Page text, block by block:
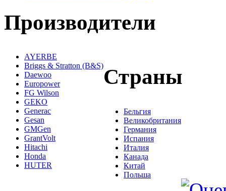
Производители
AYERBE
Briggs & Stratton (B&S)
Daewoo
Europower
FG Wilson
GEKO
Generac
Gesan
GMGen
GrantVolt
Hitachi
Honda
HUTER
Страны
Бельгия
Великобритания
Германия
Испания
Италия
Канада
Китай
Польша